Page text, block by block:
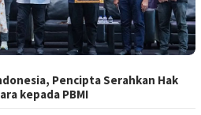
Pencipta Serahkan Hak
kepada PBMI